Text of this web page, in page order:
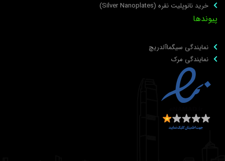
خرید نانوپلیت نقره (Silver Nanoplates)
نمایندگی سیگماآلدریچ
نمایندگی مرک